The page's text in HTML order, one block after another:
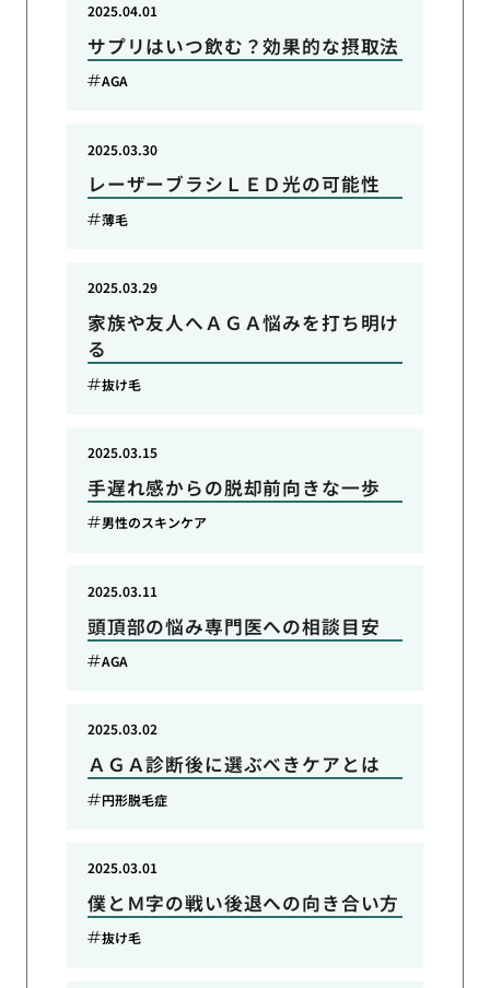
サプリはいつ飲む？効果的な摂取法
2025.04.01
AGA
レーザーブラシＬＥＤ光の可能性
2025.03.30
薄毛
家族や友人へＡＧＡ悩みを打ち明け
る
2025.03.29
抜け毛
手遅れ感からの脱却前向きな一歩
2025.03.15
男性のスキンケア
頭頂部の悩み専門医への相談目安
2025.03.11
AGA
ＡＧＡ診断後に選ぶべきケアとは
2025.03.02
円形脱毛症
僕とＭ字の戦い後退への向き合い方
2025.03.01
抜け毛